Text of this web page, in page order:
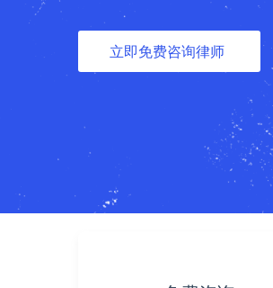
立即免费咨询律师